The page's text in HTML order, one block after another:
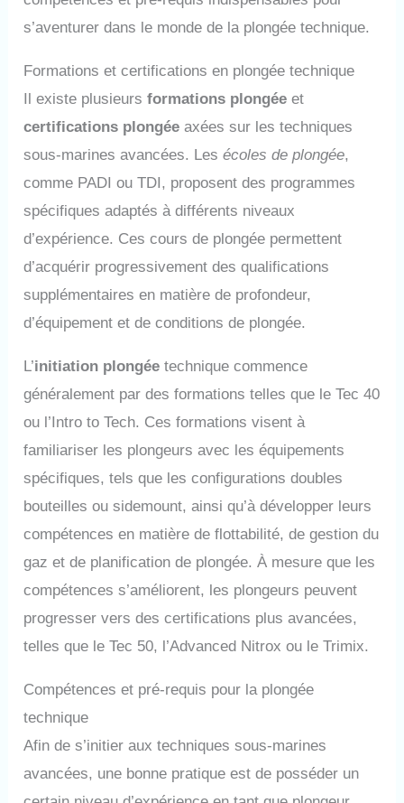
s’aventurer dans le monde de la plongée technique.
Formations et certifications en plongée technique
Il existe plusieursformations plongée et
certifications plongée axées sur les techniques
sous-marines avancées. Lesécoles de plongée,
comme PADI ou TDI, proposent des programmes
spécifiques adaptés à différents niveaux
d’expérience. Ces cours de plongée permettent
d’acquérir progressivement des qualifications
supplémentaires en matière de profondeur,
d’équipement et de conditions de plongée.
L’initiation plongée technique commence
généralement par des formations telles que le Tec 40
ou l’Intro to Tech. Ces formations visent à
familiariser les plongeurs avec les équipements
spécifiques, tels que les configurations doubles
bouteilles ou sidemount, ainsi qu’à développer leurs
compétences en matière de flottabilité, de gestion du
gaz et de planification de plongée. À mesure que les
compétences s’améliorent, les plongeurs peuvent
progresser vers des certifications plus avancées,
telles que le Tec 50, l’Advanced Nitrox ou le Trimix.
Compétences et pré-requis pour la plongée
technique
Afin de s’initier aux techniques sous-marines
avancées, une bonne pratique est de posséder un